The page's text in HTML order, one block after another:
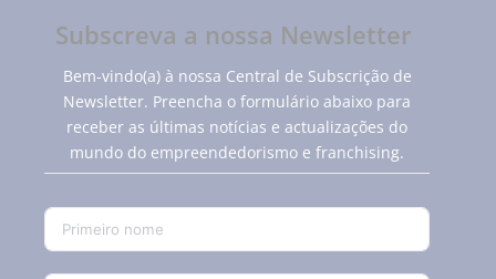
Subscreva a nossa Newsletter
Bem-vindo(a) à nossa Central de Subscrição de
Newsletter. Preencha o formulário abaixo para
receber as últimas notícias e actualizações do
mundo do empreendedorismo e franchising.